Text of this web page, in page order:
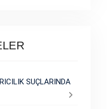
SUÇLARINDA